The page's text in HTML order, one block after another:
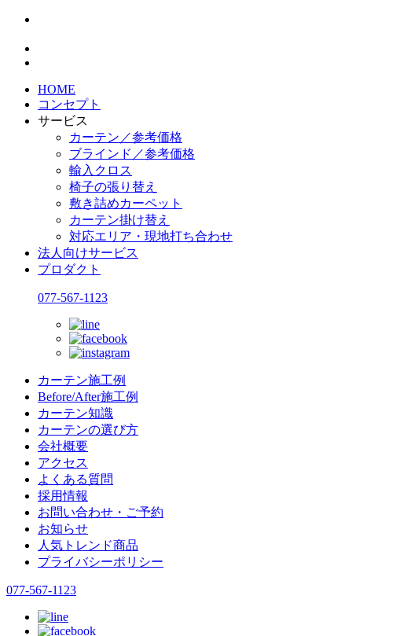
HOME
コンセプト
サービス
カーテン／参考価格
ブラインド／参考価格
輸入クロス
椅子の張り替え
敷き詰めカーペット
カーテン掛け替え
対応エリア・現地打ち合わせ
法人向けサービス
プロダクト
077-567-1123
カーテン施工例
Before/After施工例
カーテン知識
カーテンの選び方
会社概要
アクセス
よくある質問
採用情報
お問い合わせ・ご予約
お知らせ
人気トレンド商品
プライバシーポリシー
077-567-1123